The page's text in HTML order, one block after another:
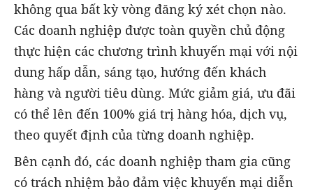
không qua bất kỳ vòng đăng ký xét chọn nào.
Các doanh nghiệp được toàn quyền chủ động
thực hiện các chương trình khuyến mại với nội
dung hấp dẫn, sáng tạo, hướng đến khách
hàng và người tiêu dùng. Mức giảm giá, ưu đãi
có thể lên đến 100% giá trị hàng hóa, dịch vụ,
theo quyết định của từng doanh nghiệp.
Bên cạnh đó, các doanh nghiệp tham gia cũng
có trách nhiệm bảo đảm việc khuyến mại diễn